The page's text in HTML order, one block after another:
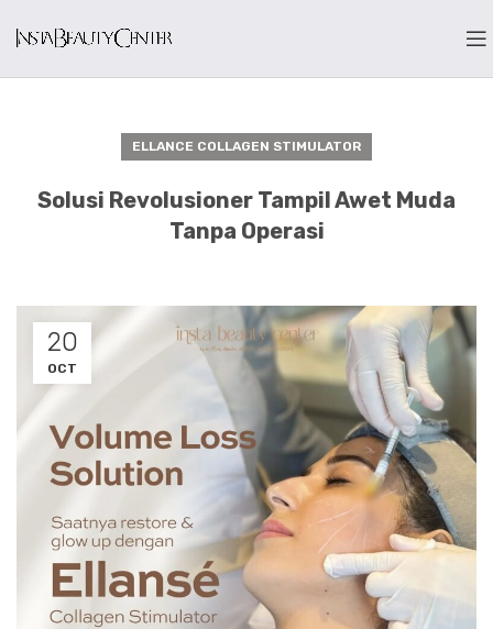
ELLANCE COLLAGEN STIMULATOR
Solusi Revolusioner Tampil Awet Muda
Tanpa Operasi
20
OCT